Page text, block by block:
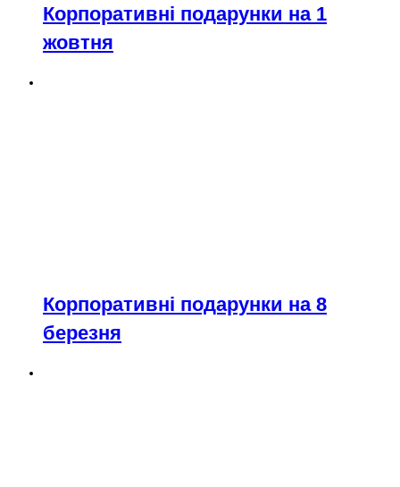
Корпоративні подарунки на 1
жовтня
Корпоративні подарунки на 8
березня